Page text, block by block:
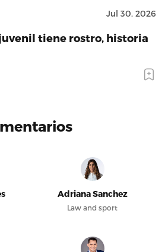
Jul 30, 2026
tiene rostro, historia
Adriana Sanchez
Law and sport